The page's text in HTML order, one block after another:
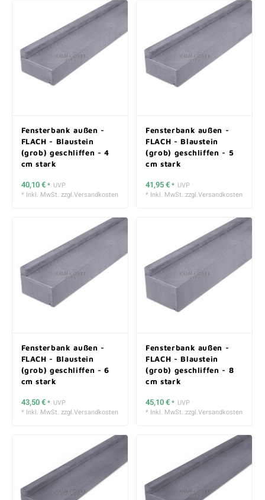
Fensterbank außen -
FLACH - Blaustein
(grob) geschliffen - 4
cm stark
40,10 €* UVP
* Inkl. MwSt. zzgl.Versandkosten
Fensterbank außen -
FLACH - Blaustein
(grob) geschliffen - 5
cm stark
41,95 €* UVP
* Inkl. MwSt. zzgl.Versandkosten
Fensterbank außen -
FLACH - Blaustein
(grob) geschliffen - 6
cm stark
43,50 €* UVP
* Inkl. MwSt. zzgl.Versandkosten
Fensterbank außen -
FLACH - Blaustein
(grob) geschliffen - 8
cm stark
45,10 €* UVP
* Inkl. MwSt. zzgl.Versandkosten